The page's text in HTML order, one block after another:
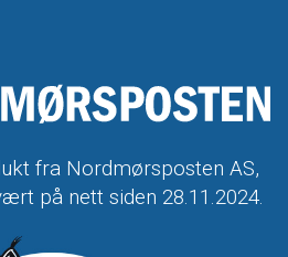
fra Nordmørsposten AS,
på nett siden 28.11.2024.